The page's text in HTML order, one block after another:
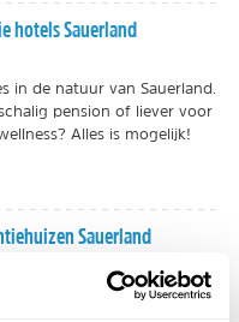
hotels Sauerland
in de natuur van Sauerland.
pension of liever voor
Alles is mogelijk!
Sauerland
op een